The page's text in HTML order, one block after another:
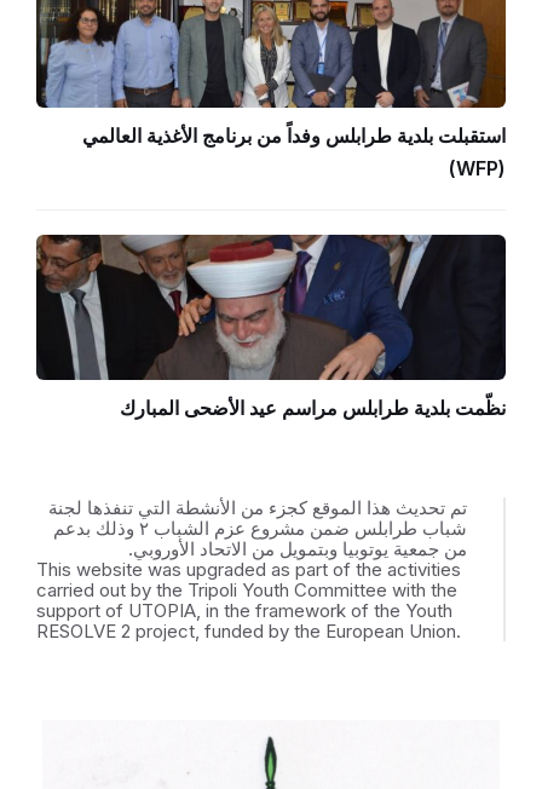
استقبلت بلدية طرابلس وفداً من برنامج الأغذية العالمي
(WFP)
نظّمت بلدية طرابلس مراسم عيد الأضحى المبارك
تم تحديث هذا الموقع كجزء من الأنشطة التي تنفذها لجنة
شباب طرابلس ضمن مشروع عزم الشباب ٢ وذلك بدعم
من جمعية يوتوبيا وبتمويل من الاتحاد الأوروبي.
This website was upgraded as part of the activities
carried out by the Tripoli Youth Committee with the
support of UTOPIA, in the framework of the Youth
RESOLVE 2 project, funded by the European Union.